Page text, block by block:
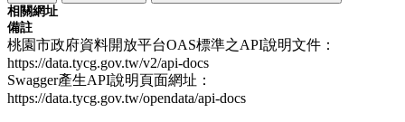
相關網址
備註
桃園市政府資料開放平台OAS標準之API說明文件：
https://data.tycg.gov.tw/v2/api-docs
Swagger產生API說明頁面網址：
https://data.tycg.gov.tw/opendata/api-docs